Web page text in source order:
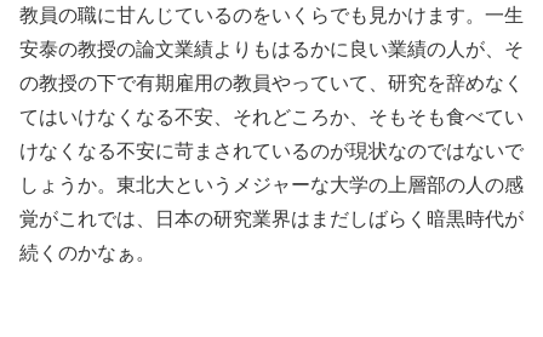
教員の職に甘んじているのをいくらでも見かけます。一生
安泰の教授の論文業績よりもはるかに良い業績の人が、そ
の教授の下で有期雇用の教員やっていて、研究を辞めなく
てはいけなくなる不安、それどころか、そもそも食べてい
けなくなる不安に苛まされているのが現状なのではないで
しょうか。東北大というメジャーな大学の上層部の人の感
覚がこれでは、日本の研究業界はまだしばらく暗黒時代が
続くのかなぁ。